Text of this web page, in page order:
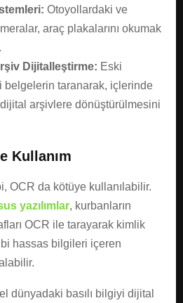
Otoyollardaki ve
araç plakalarını okumak
Dijitalleştirme: Eski
belgelerin taranarak, içlerinde
arşivlere dönüştürülmesini
Kullanım
OCR da kötüye kullanılabilir.
yazılımlar, kurbanların
OCR ile tarayarak kimlik
hassas bilgileri içeren
dünyadaki basılı bilgiyi dijital